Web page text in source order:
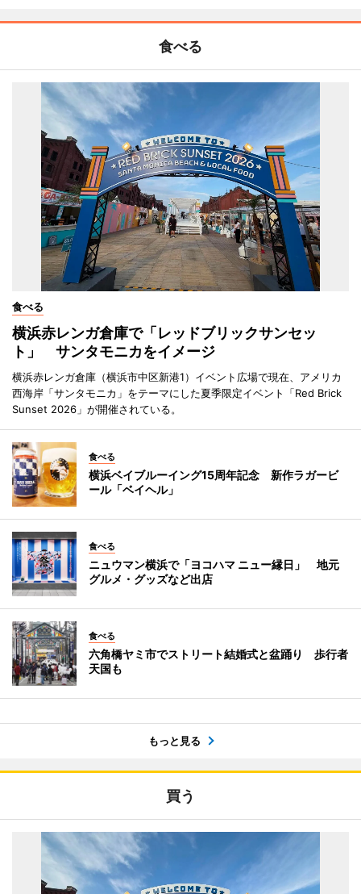
食べる
食べる
横浜赤レンガ倉庫で「レッドブリックサンセッ
ト」 サンタモニカをイメージ
横浜赤レンガ倉庫（横浜市中区新港1）イベント広場で現在、アメリカ
西海岸「サンタモニカ」をテーマにした夏季限定イベント「Red Brick
Sunset 2026」が開催されている。
食べる
横浜ベイブルーイング15周年記念 新作ラガービ
ール「ベイヘル」
食べる
ニュウマン横浜で「ヨコハマ ニュー縁日」 地元
グルメ・グッズなど出店
食べる
六角橋ヤミ市でストリート結婚式と盆踊り 歩行者
天国も
もっと見る
買う